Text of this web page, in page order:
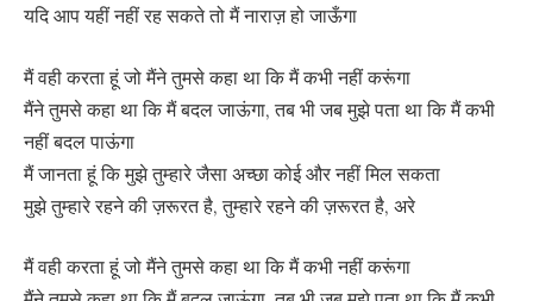
यदि आप यहीं नहीं रह सकते तो मैं नाराज़ हो जाऊँगा
मैं वही करता हूं जो मैंने तुमसे कहा था कि मैं कभी नहीं करूंगा
मैंने तुमसे कहा था कि मैं बदल जाऊंगा, तब भी जब मुझे पता था कि मैं कभी
नहीं बदल पाऊंगा
मैं जानता हूं कि मुझे तुम्हारे जैसा अच्छा कोई और नहीं मिल सकता
मुझे तुम्हारे रहने की ज़रूरत है, तुम्हारे रहने की ज़रूरत है, अरे
मैं वही करता हूं जो मैंने तुमसे कहा था कि मैं कभी नहीं करूंगा